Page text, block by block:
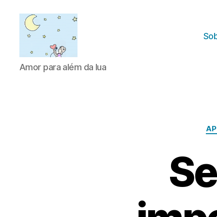
Amor
para
Amor para além da lua